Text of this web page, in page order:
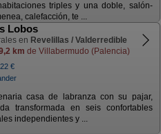
triples y una doble, salón-
calefacción, te ...
Lobos
en Revelillas / Valderredible
km de Villabermudo (Palencia)
22 €
casa de labranza con su pajar,
transformada en seis confortables
independientes y ...